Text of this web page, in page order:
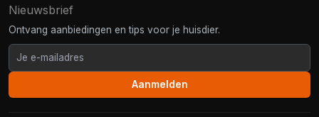
Nieuwsbrief
Ontvang aanbiedingen en tips voor je huisdier.
Aanmelden